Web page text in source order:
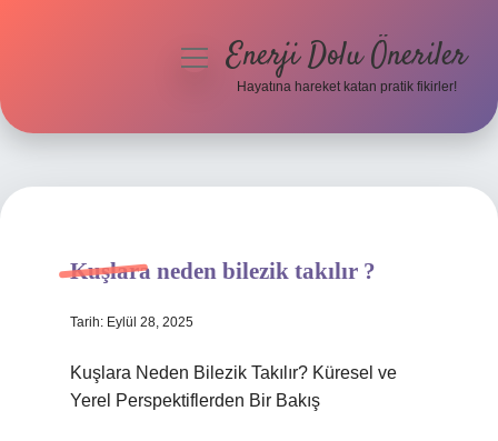
Hakkımızda
menüyüEnerji Dolu Öneriler
Hayatına hareket katan pratik fikirler!
Kuşlara neden bilezik takılır ?
Tarih: Eylül 28, 2025
Kuşlara Neden Bilezik Takılır? Küresel ve
Yerel Perspektiflerden Bir Bakış